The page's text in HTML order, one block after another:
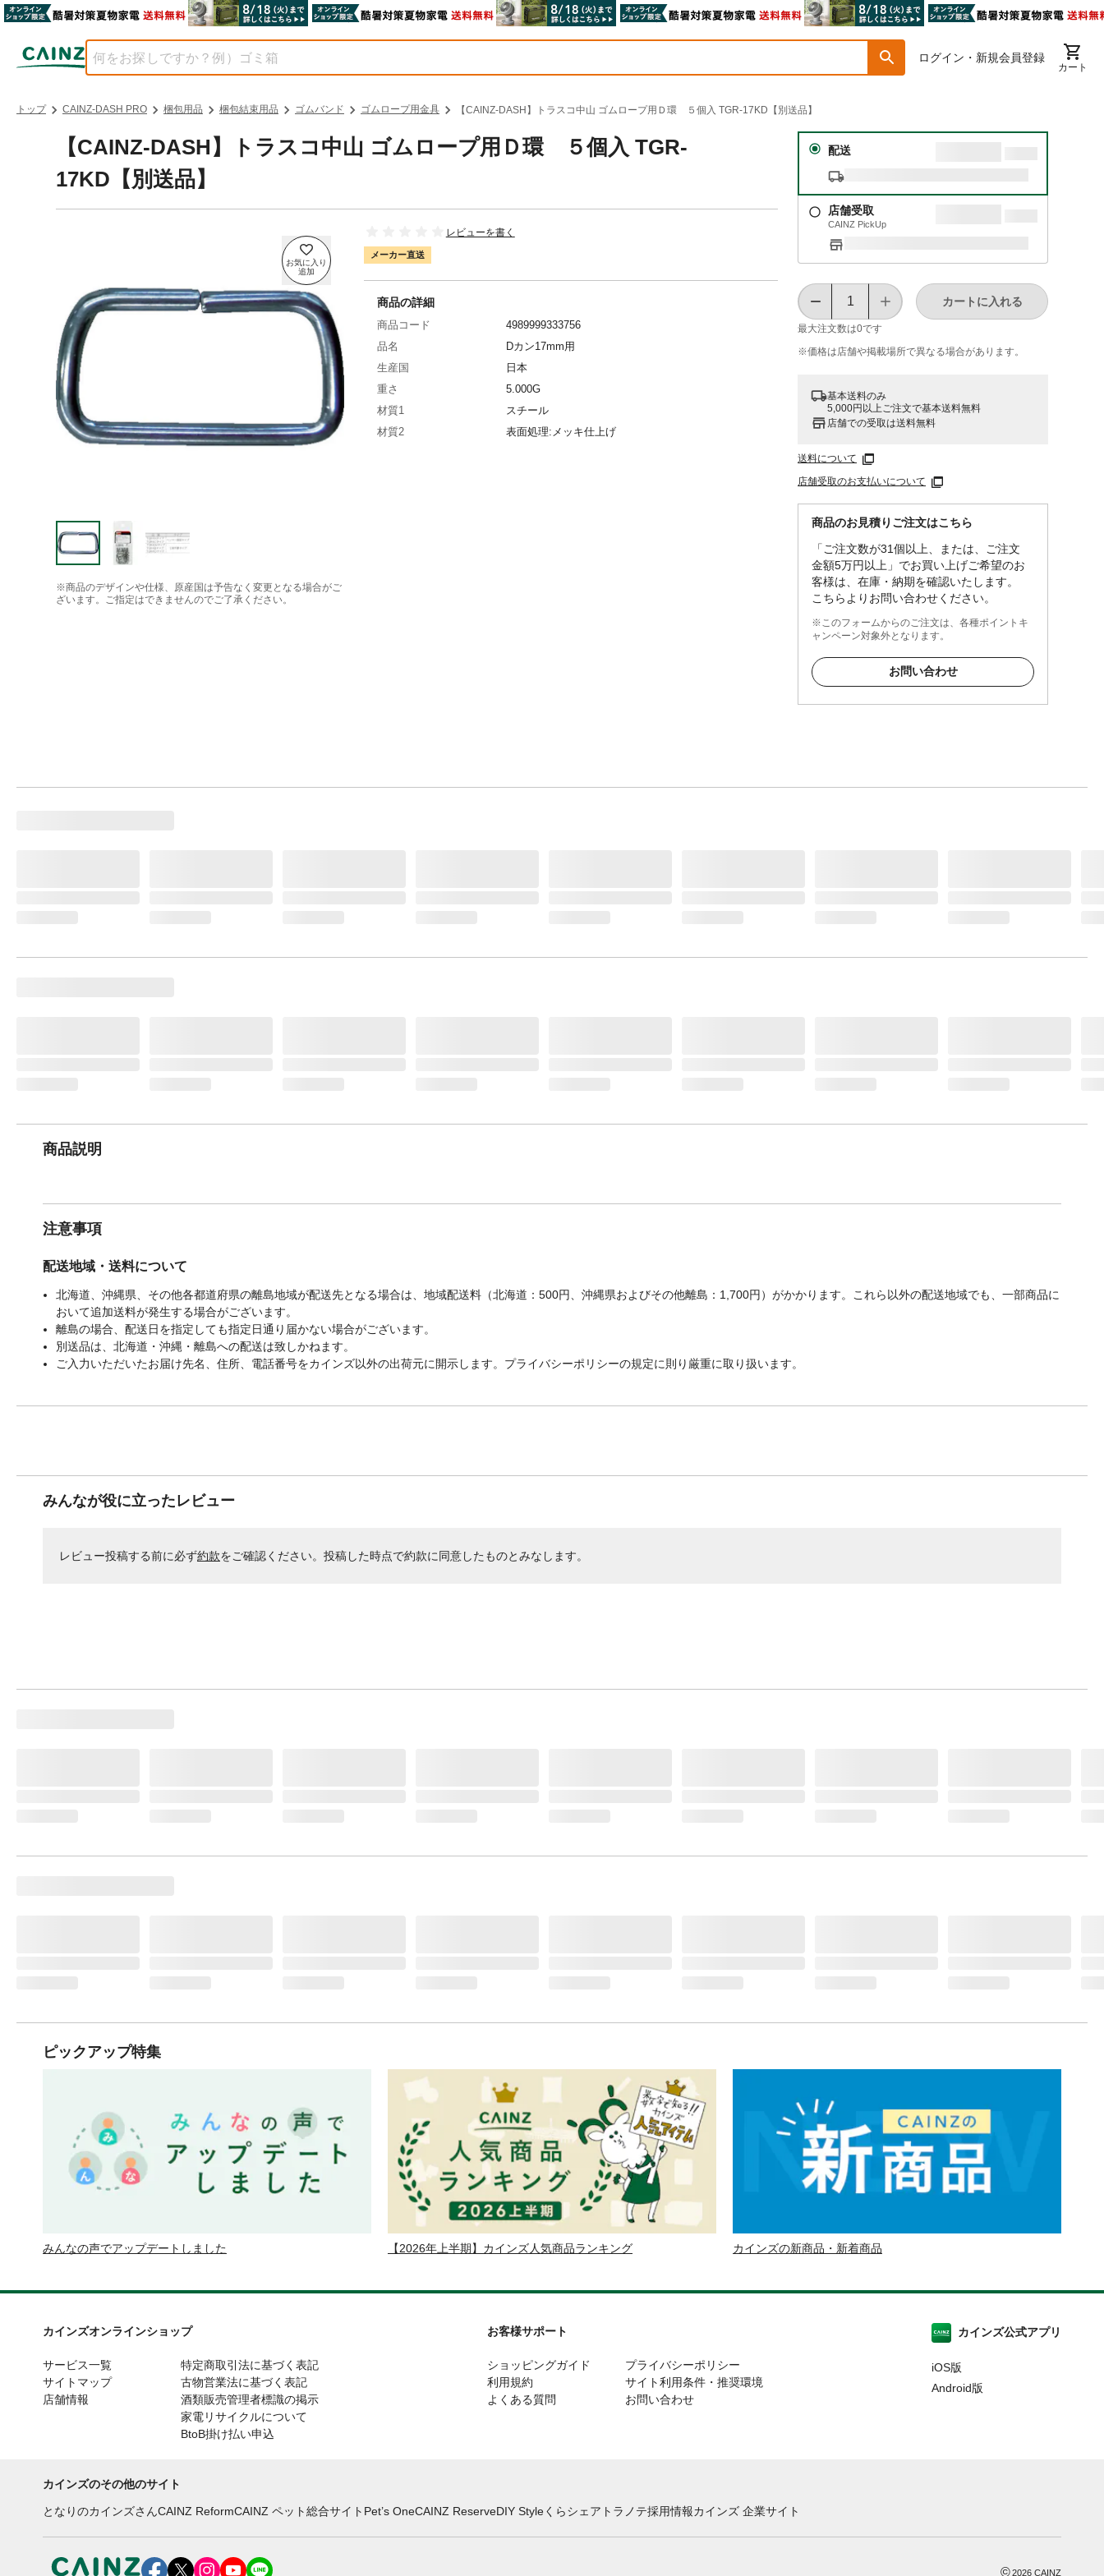
ログイン・新規会員登録
カート
トップ CAINZ-DASH PRO 梱包用品 梱包結束用品 ゴムバンド ゴムロープ用金具 【CAINZ-DASH】トラスコ中山 ゴムロープ用Ｄ環 ５個入 TGR-17KD【別送品】
【CAINZ-DASH】トラスコ中山 ゴムロープ用Ｄ環 ５個入 TGR-
17KD【別送品】
※商品のデザインや仕様、原産国は予告なく変更となる場合がご
ざいます。ご指定はできませんのでご了承ください。
レビューを書く
メーカー直送
配送
店舗受取
CAINZ PickUp
最大注文数は0です
カートに入れる
※価格は​店舗や​掲載場所で​異なる​場合が​あります。
基本送料のみ
5,000円以上ご注文で基本送料無料
店舗での受取は送料無料
送料について
店舗受取のお支払いについて
商品のお見積りご注文はこちら
「ご注文数が31個以上、または、ご注文
金額5万円以上」でお買い上げご希望のお
客様は、在庫・納期を確認いたします。
こちらよりお問い合わせください。
※このフォームからのご注文は、各種ポイントキ
ャンペーン対象外となります。
お問い合わせ
商品の詳細
商品コード
4989999333756
品名
Dカン17mm用
生産国
日本
重さ
5.000G
材質1
スチール
材質2
表面処理:メッキ仕上げ
商品説明
注意事項
配送地域・送料について
北海道、沖縄県、その他各都道府県の離島地域が配送先となる場合は、地域配送料（北海道：500円、沖縄県およびその他離島：1,700円）がかかります。これら以外の配送地域でも、一部商品に
おいて追加送料が発生する場合がございます。
離島の場合、配送日を指定しても指定日通り届かない場合がございます。
別送品は、北海道・沖縄・離島への配送は致しかねます。
ご入力いただいたお届け先名、住所、電話番号をカインズ以外の出荷元に開示します。プライバシーポリシーの規定に則り厳重に取り扱います。
みんなが役に立ったレビュー
レビュー投稿する前に必ず約款をご確認ください。投稿した時点で約款に同意したものとみなします。
ピックアップ特集
みんなの声でアップデートしました 【2026年上半期】カインズ人気商品ランキング カインズの新商品・新着商品
カインズオンラインショップ
サービス一覧
サイトマップ
店舗情報
特定商取引法に基づく表記
古物営業法に基づく表記
酒類販売管理者標識の掲示
家電リサイクルについて
BtoB掛け払い申込
お客様サポート
ショッピングガイド
利用規約
よくある質問
プライバシーポリシー
サイト利用条件・推奨環境
お問い合わせ
カインズ公式アプリ
iOS版
Android版
カインズのその他のサイト
となりのカインズさんCAINZ ReformCAINZ ペット総合サイト Pet’s OneCAINZ ReserveDIY Styleくらシェア トラノテ採用情報カインズ 企業サイト
©2026 CAINZ